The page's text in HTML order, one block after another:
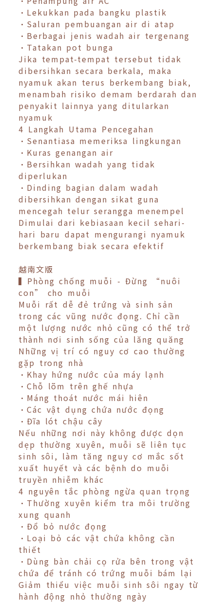
•Lekukkan pada bangku plastik
•Saluran pembuangan air di atap
•Berbagai jenis wadah air tergenang
•Tatakan pot bunga
Jika tempat-tempat tersebut tidak
dibersihkan secara berkala, maka
nyamuk akan terus berkembang biak,
menambah risiko demam berdarah dan
penyakit lainnya yang ditularkan
nyamuk
4 Langkah Utama Pencegahan
•Senantiasa memeriksa lingkungan
•Kuras genangan air
•Bersihkan wadah yang tidak
diperlukan
•Dinding bagian dalam wadah
dibersihkan dengan sikat guna
mencegah telur serangga menempel
Dimulai dari kebiasaan kecil sehari-
hari baru dapat mengurangi nyamuk
berkembang biak secara efektif
越南文版
▍Phòng chống muỗi - Đừng “nuôi
con” cho muỗi
Muỗi rất dễ đẻ trứng và sinh sản
trong các vũng nước đọng. Chỉ cần
một lượng nước nhỏ cũng có thể trở
thành nơi sinh sống của lăng quăng
Những vị trí có nguy cơ cao thường
gặp trong nhà
•Khay hứng nước của máy lạnh
•Chỗ lõm trên ghế nhựa
•Máng thoát nước mái hiên
•Các vật dụng chứa nước đọng
•Đĩa lót chậu cây
Nếu những nơi này không được dọn
dẹp thường xuyên, muỗi sẽ liên tục
sinh sôi, làm tăng nguy cơ mắc sốt
xuất huyết và các bệnh do muỗi
truyền nhiễm khác
4 nguyên tắc phòng ngừa quan trọng
•Thường xuyên kiểm tra môi trường
xung quanh
•Đổ bỏ nước đọng
•Loại bỏ các vật chứa không cần
thiết
•Dùng bàn chải cọ rửa bên trong vật
chứa để tránh có trứng muỗi bám lại
Giảm thiểu việc muỗi sinh sôi ngay từ
hành động nhỏ thường ngày